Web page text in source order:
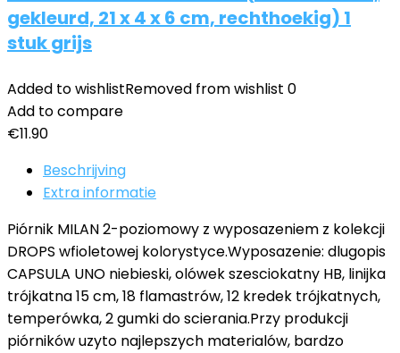
gekleurd, 21 x 4 x 6 cm, rechthoekig) 1
stuk grijs
Added to wishlistRemoved from wishlist 0
Add to compare
€11.90
Beschrijving
Extra informatie
Piórnik MILAN 2-poziomowy z wyposazeniem z kolekcji
DROPS wfioletowej kolorystyce.Wyposazenie: dlugopis
CAPSULA UNO niebieski, olówek szesciokatny HB, linijka
trójkatna 15 cm, 18 flamastrów, 12 kredek trójkatnych,
temperówka, 2 gumki do scierania.Przy produkcji
piórników uzyto najlepszych materialów, bardzo